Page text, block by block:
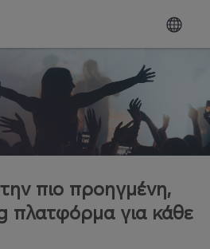
πιο προηγμένη,
πλατφόρμα για κάθε